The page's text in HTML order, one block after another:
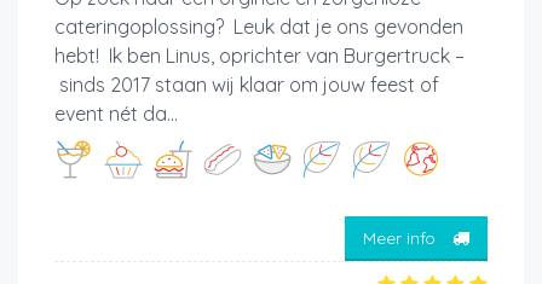
cateringoplossing? Leuk dat je ons gevonden
hebt! Ik ben Linus, oprichter van Burgertruck –
sinds 2017 staan wij klaar om jouw feest of
event nét da...
Meer info